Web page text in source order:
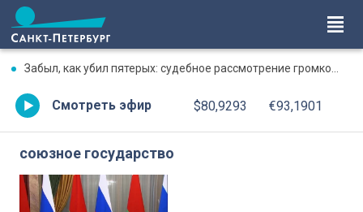
Забыл, как убил пятерых: судебное рассмотрение громкого дела о массовом убийстве в Липной Горке приостановлено
Смотреть эфир $80,9293 €93,1901
союзное государство